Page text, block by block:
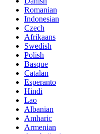
Romanian
Indonesian
Czech
Afrikaans
Swedish
Polish
Basque
Catalan
Esperanto
Hindi
Lao
Albanian
Amharic
Armenian